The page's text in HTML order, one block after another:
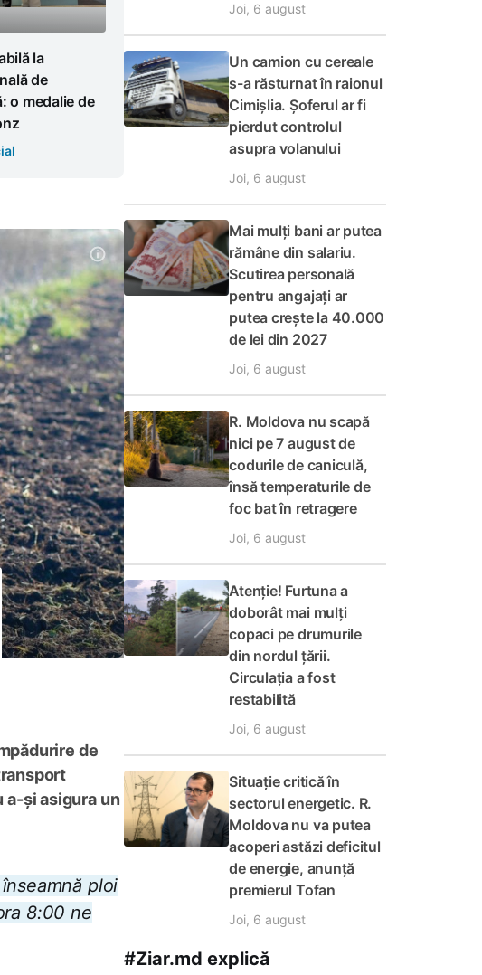
la
de
o medalie de
de
a-și asigura un
ploi
8:00 ne
Joi, 6 august
Un camion cu cereale
s-a răsturnat în raionul
Cimișlia. Șoferul ar fi
pierdut controlul
asupra volanului
Joi, 6 august
Mai mulți bani ar putea
rămâne din salariu.
Scutirea personală
pentru angajați ar
putea crește la 40.000
de lei din 2027
Joi, 6 august
R. Moldova nu scapă
nici pe 7 august de
codurile de caniculă,
însă temperaturile de
foc bat în retragere
Joi, 6 august
Atenție! Furtuna a
doborât mai mulți
copaci pe drumurile
din nordul țării.
Circulația a fost
restabilită
Joi, 6 august
Situație critică în
sectorul energetic. R.
Moldova nu va putea
acoperi astăzi deficitul
de energie, anunță
premierul Tofan
Joi, 6 august
#Ziar.md explică